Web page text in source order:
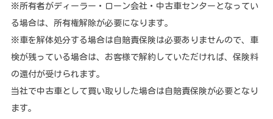
※所有者がディーラー・ローン会社・中古車センターとなってい
る場合は、所有権解除が必要になります。
※車を解体処分する場合は自賠責保険は必要ありませんので、車
検が残っている場合は、お客様で解約していただければ、保険料
の還付が受けられます。
当社で中古車として買い取りした場合は自賠責保険が必要となり
ます。